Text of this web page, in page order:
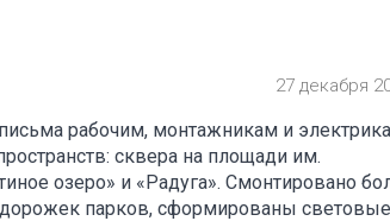
27 декабря
рабочим, монтажникам и
сквера на площади им.
озеро» и «Радуга». Смонтировано
парков, сформированы световые